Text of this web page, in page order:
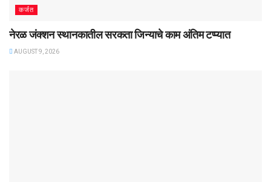
कर्जत
नेरळ जंक्शन स्थानकातील सरकता जिन्याचे काम अंतिम टप्प्यात
AUGUST 9, 2026